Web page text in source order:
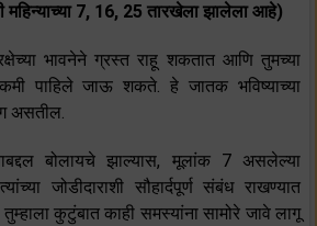
महिन्याच्या 7, 16, 25 तारखेला झालेला आहे)
भावनेने ग्रस्त राहू शकतात आणि तुमच्या
पाहिले जाऊ शकते. हे जातक भविष्याच्या
असतील.
बोलायचे झाल्यास, मूलांक 7 असलेल्या
जोडीदाराशी सौहार्दपूर्ण संबंध राखण्यात
कुटुंबात काही समस्यांना सामोरे जावे लागू